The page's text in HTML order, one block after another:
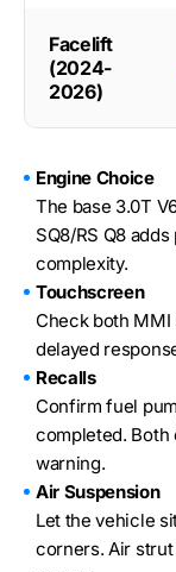
Facelift
(2024-
2026)
Engine Choice
The base 3.0T
SQ8/RS Q8
complexity.
Touchscreen
Check both
delayed
Recalls
Confirm fuel
completed. Both
warning.
Air Suspension
Let the vehicle
corners. Air